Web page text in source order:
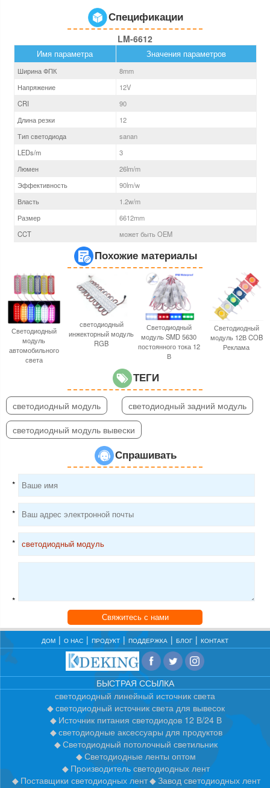
Спецификации
LM-6612
Имя параметра Значения параметров
Ширина ФПК 8mm
Напряжение
12V
CRI
90
Длина резки
12
Тип светодиода
sanan
LEDs/m
3
Люмен
26lm/m
Эффективность
90lm/w
Власть
1.2w/m
Размер
6612mm
CCT
может быть OEM
Похожие материалы
Светодиодный
модуль
автомобильного
света
светодиодный
инжекторный модуль
RGB
Светодиодный
модуль SMD 5630
постоянного тока 12
В
Светодиодный
модуль 12В COB
Реклама
ТЕГИ
светодиодный модуль
светодиодный задний модуль
светодиодный модуль вывески
Спрашивать
*
*
*
*
Свяжитесь с нами
ДОМ О НАС ПРОДУКТ ПОДДЕРЖКА БЛОГ КОНТАКТ
БЫСТРАЯ ССЫЛКА
светодиодный линейный источник света
светодиодный источник света для вывесок
Источник питания светодиодов 12 В/24 В
светодиодные аксессуары для продуктов
Светодиодный потолочный светильник
Светодиодные ленты оптом
Производитель светодиодных лент
Поставщики светодиодных лент
Завод светодиодных лент